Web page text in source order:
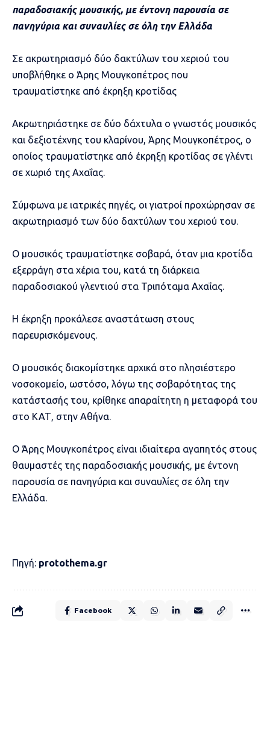
παραδοσιακής μουσικής, με έντονη παρουσία σε
πανηγύρια και συναυλίες σε όλη την Ελλάδα
Σε ακρωτηριασμό δύο δακτύλων του χεριού του
υποβλήθηκε ο Άρης Μουγκοπέτρος που
τραυματίστηκε από έκρηξη κροτίδας
Ακρωτηριάστηκε σε δύο δάχτυλα ο γνωστός μουσικός
και δεξιοτέχνης του κλαρίνου, Άρης Μουγκοπέτρος, ο
οποίος τραυματίστηκε από έκρηξη κροτίδας σε γλέντι
σε χωριό της Αχαΐας.
Σύμφωνα με ιατρικές πηγές, οι γιατροί προχώρησαν σε
ακρωτηριασμό των δύο δαχτύλων του χεριού του.
Ο μουσικός τραυματίστηκε σοβαρά, όταν μια κροτίδα
εξερράγη στα χέρια του, κατά τη διάρκεια
παραδοσιακού γλεντιού στα Τριπόταμα Αχαΐας.
Η έκρηξη προκάλεσε αναστάτωση στους
παρευρισκόμενους.
Ο μουσικός διακομίστηκε αρχικά στο πλησιέστερο
νοσοκομείο, ωστόσο, λόγω της σοβαρότητας της
κατάστασής του, κρίθηκε απαραίτητη η μεταφορά του
στο ΚΑΤ, στην Αθήνα.
Ο Άρης Μουγκοπέτρος είναι ιδιαίτερα αγαπητός στους
θαυμαστές της παραδοσιακής μουσικής, με έντονη
παρουσία σε πανηγύρια και συναυλίες σε όλη την
Ελλάδα.
Πηγή: protothema.gr
Facebook